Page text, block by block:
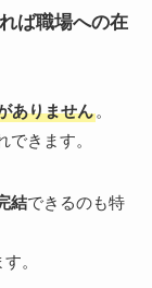
ば職場への在
ありません。
きます。
結できるのも特
。